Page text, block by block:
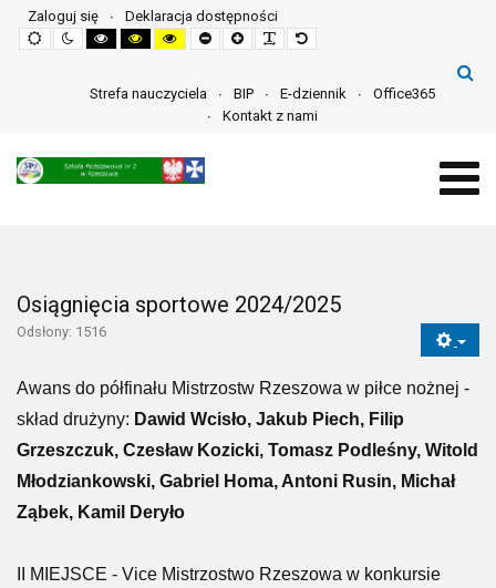
Zaloguj się
Deklaracja dostępności
Default
mode
Night
mode
High
contrast
mode
High
contrast
mode
High
contrast
mode
Set
smaller
Set
larger
Make
font
Set
default
Strefa nauczyciela
BIP E-dziennik
Office365
Kontakt z nami
Osiągnięcia sportowe 2024/2025
Odsłony: 1516
Awans do półfinału Mistrzostw Rzeszowa w piłce nożnej -
skład drużyny: Dawid Wcisło, Jakub Piech, Filip
Grzeszczuk, Czesław Kozicki, Tomasz Podleśny, Witold
Młodziankowski, Gabriel Homa, Antoni Rusin, Michał
Ząbek, Kamil Deryło
II MIEJSCE - Vice Mistrzostwo Rzeszowa w konkursie